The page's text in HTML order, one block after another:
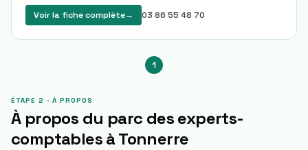
Voir la fiche complète→ 03 86 55 48 70
1
ÉTAPE 2 · À PROPOS
À propos du parc des experts-
comptables àTonnerre